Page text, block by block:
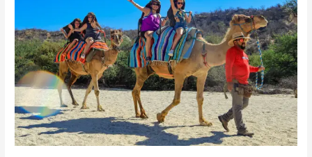
propinas
en
Los
Cabos,
México:
una
expresión
de
gratitud